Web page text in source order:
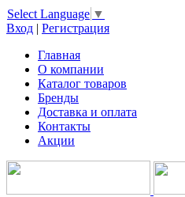
Select Language ▼
Вход | Регистрация
Главная
О компании
Каталог товаров
Бренды
Доставка и оплата
Контакты
Акции